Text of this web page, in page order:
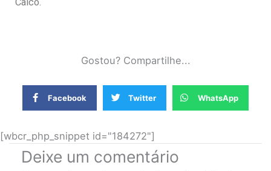
Gostou? Compartilhe...
Facebook Twitter WhatsApp
[wbcr_php_snippet id="184272"]
Deixe um comentário